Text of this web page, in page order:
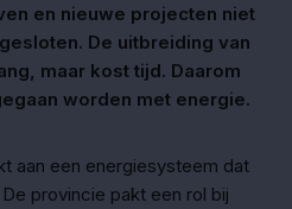
en nieuwe projecten niet
De uitbreiding van
maar kost tijd. Daarom
worden met energie.
aan een energiesysteem dat
provincie pakt een rol bij